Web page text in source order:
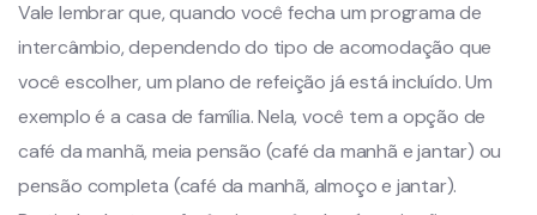
Vale lembrar que, quando você fecha um programa de
intercâmbio, dependendo do tipo de acomodação que
você escolher, um plano de refeição já está incluído. Um
exemplo é a casa de família. Nela, você tem a opção de
café da manhã, meia pensão (café da manhã e jantar) ou
pensão completa (café da manhã, almoço e jantar).